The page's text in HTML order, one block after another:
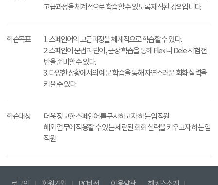
고급과정을 체계적으로 학습할 수 있도록 제작된 강의입니다.
학습목표
1. 스페인어의 고급과정을 체계적으로 학습할 수 있다.
2. 스페인어 문법과 단어, 문장 학습을 통해 Flex 나 Dele 시험 전
반을 준비할 수 있다.
3. 다양한 상황에서의 예문 학습을 통해 자연스러운 회화 실력을
키울 수 있다.
학습대상
더욱 정교한 스페인어를 구사하고자 하는 임직원
해외 업무에 적용할 수 있는 세련된 회화 실력을 키우고자 하는 임
직원